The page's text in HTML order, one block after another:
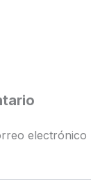
electrónico